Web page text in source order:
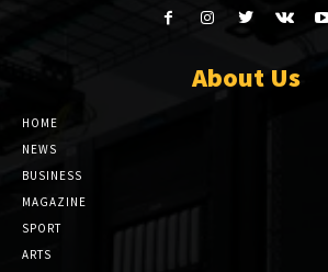
About Us
HOME
NEWS
BUSINESS
MAGAZINE
SPORT
ARTS